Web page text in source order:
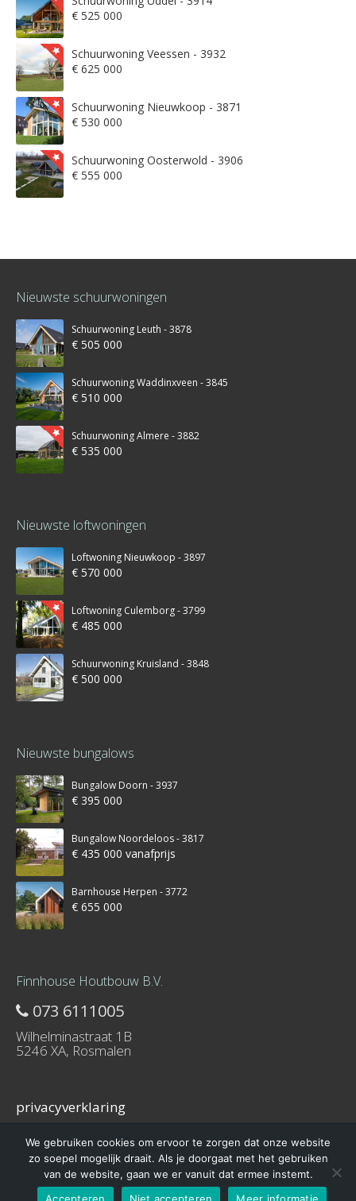
€ 525 000
Schuurwoning Veessen - 3932
€ 625 000
Schuurwoning Nieuwkoop - 3871
€ 530 000
Schuurwoning Oosterwold - 3906
€ 555 000
Nieuwste schuurwoningen
Schuurwoning Leuth - 3878
€ 505 000
Schuurwoning Waddinxveen - 3845
€ 510 000
Schuurwoning Almere - 3882
€ 535 000
Nieuwste loftwoningen
Loftwoning Nieuwkoop - 3897
€ 570 000
Loftwoning Culemborg - 3799
€ 485 000
Schuurwoning Kruisland - 3848
€ 500 000
Nieuwste bungalows
Bungalow Doorn - 3937
€ 395 000
Bungalow Noordeloos - 3817
€ 435 000 vanafprijs
Barnhouse Herpen - 3772
€ 655 000
Finnhouse Houtbouw B.V.
073 6111005
Wilhelminastraat 1B
5246 XA, Rosmalen
privacyverklaring
© 2016 – Schuurwoning-bouwen.nl is onderdeel van Finnhouse.nl
We gebruiken cookies om ervoor te zorgen dat onze website
zo soepel mogelijk draait. Als je doorgaat met het gebruiken
van de website, gaan we er vanuit dat ermee instemt.
Accepteren
Niet accepteren Meer informatie